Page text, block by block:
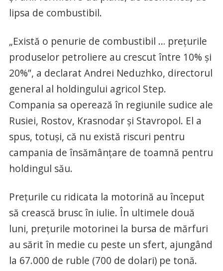
lipsa de combustibil.
„Există o penurie de combustibil … prețurile
produselor petroliere au crescut între 10% și
20%”, a declarat Andrei Neduzhko, directorul
general al holdingului agricol Step.
Compania sa operează în regiunile sudice ale
Rusiei, Rostov, Krasnodar și Stavropol. El a
spus, totuși, că nu există riscuri pentru
campania de însămânțare de toamnă pentru
holdingul său.
Prețurile cu ridicata la motorină au început
să crească brusc în iulie. În ultimele două
luni, prețurile motorinei la bursa de mărfuri
au sărit în medie cu peste un sfert, ajungând
la 67.000 de ruble (700 de dolari) pe tonă.